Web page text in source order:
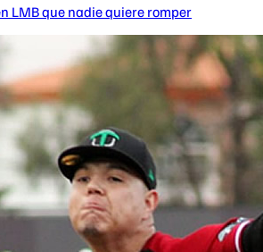
LMB que nadie quiere romper